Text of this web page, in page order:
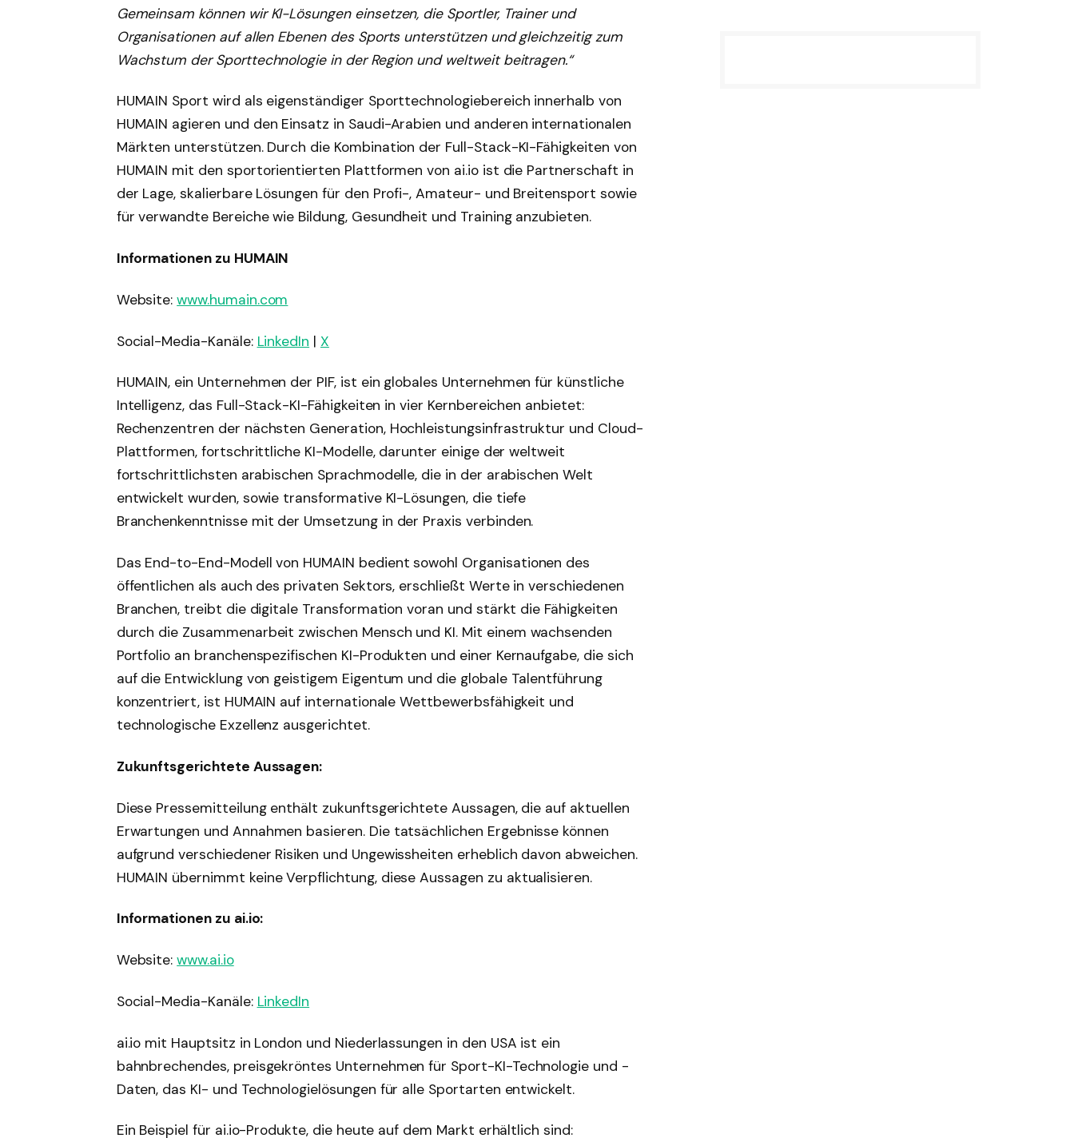
Gemeinsam können wir KI-Lösungen einsetzen, die Sportler, Trainer und
Organisationen auf allen Ebenen des Sports unterstützen und gleichzeitig zum
Wachstum der Sporttechnologie in der Region und weltweit beitragen.“
HUMAIN Sport wird als eigenständiger Sporttechnologiebereich innerhalb von
HUMAIN agieren und den Einsatz in Saudi-Arabien und anderen internationalen
Märkten unterstützen. Durch die Kombination der Full-Stack-KI-Fähigkeiten von
HUMAIN mit den sportorientierten Plattformen von ai.io ist die Partnerschaft in
der Lage, skalierbare Lösungen für den Profi-, Amateur- und Breitensport sowie
für verwandte Bereiche wie Bildung, Gesundheit und Training anzubieten.
Informationen zu HUMAIN
Website:www.humain.com
Social-Media-Kanäle: LinkedIn | X
HUMAIN, ein Unternehmen der PIF, ist ein globales Unternehmen für künstliche
Intelligenz, das Full-Stack-KI-Fähigkeiten in vier Kernbereichen anbietet:
Rechenzentren der nächsten Generation, Hochleistungsinfrastruktur und Cloud-
Plattformen, fortschrittliche KI-Modelle, darunter einige der weltweit
fortschrittlichsten arabischen Sprachmodelle, die in der arabischen Welt
entwickelt wurden, sowie transformative KI-Lösungen, die tiefe
Branchenkenntnisse mit der Umsetzung in der Praxis verbinden.
Das End-to-End-Modell von HUMAIN bedient sowohl Organisationen des
öffentlichen als auch des privaten Sektors, erschließt Werte in verschiedenen
Branchen, treibt die digitale Transformation voran und stärkt die Fähigkeiten
durch die Zusammenarbeit zwischen Mensch und KI. Mit einem wachsenden
Portfolio an branchenspezifischen KI-Produkten und einer Kernaufgabe, die sich
auf die Entwicklung von geistigem Eigentum und die globale Talentführung
konzentriert, ist HUMAIN auf internationale Wettbewerbsfähigkeit und
technologische Exzellenz ausgerichtet.
Zukunftsgerichtete Aussagen:
Diese Pressemitteilung enthält zukunftsgerichtete Aussagen, die auf aktuellen
Erwartungen und Annahmen basieren. Die tatsächlichen Ergebnisse können
aufgrund verschiedener Risiken und Ungewissheiten erheblich davon abweichen.
HUMAIN übernimmt keine Verpflichtung, diese Aussagen zu aktualisieren.
Informationen zu ai.io:
Website:www.ai.io
Social-Media-Kanäle: LinkedIn
ai.io mit Hauptsitz in London und Niederlassungen in den USA ist ein
bahnbrechendes, preisgekröntes Unternehmen für Sport-KI-Technologie und -
Daten, das KI- und Technologielösungen für alle Sportarten entwickelt.
Ein Beispiel für ai.io-Produkte, die heute auf dem Markt erhältlich sind: